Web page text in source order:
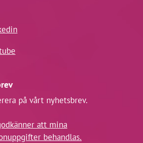
på vårt nyhetsbrev.
att mina
behandlas.